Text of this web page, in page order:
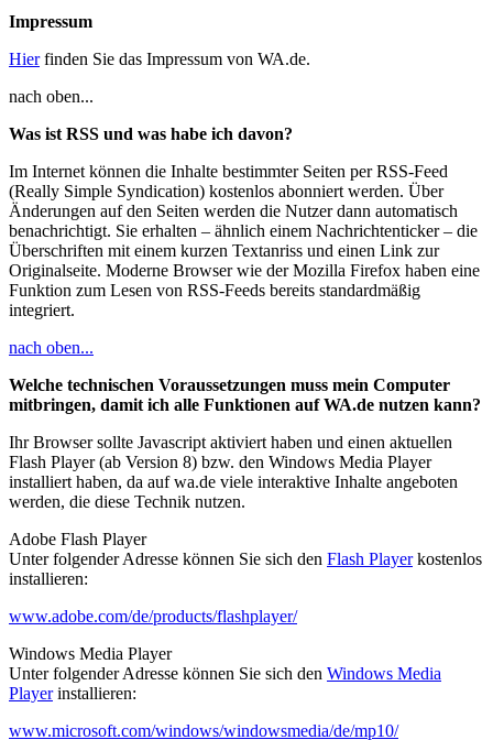
Impressum
Hierfinden Sie das Impressum von WA.de.
nach oben...
Was ist RSS und was habe ich davon?
Im Internet können die Inhalte bestimmter Seiten per RSS-Feed
(Really Simple Syndication) kostenlos abonniert werden. Über
Änderungen auf den Seiten werden die Nutzer dann automatisch
benachrichtigt. Sie erhalten – ähnlich einem Nachrichtenticker – die
Überschriften mit einem kurzen Textanriss und einen Link zur
Originalseite. Moderne Browser wie der Mozilla Firefox haben eine
Funktion zum Lesen von RSS-Feeds bereits standardmäßig
integriert.
nach oben...
Welche technischen Voraussetzungen muss mein Computer
mitbringen, damit ich alle Funktionen auf WA.de nutzen kann?
Ihr Browser sollte Javascript aktiviert haben und einen aktuellen
Flash Player (ab Version 8) bzw. den Windows Media Player
installiert haben, da auf wa.de viele interaktive Inhalte angeboten
werden, die diese Technik nutzen.
Adobe Flash Player
Unter folgender Adresse können Sie sich den Flash Playerkostenlos
installieren:
www.adobe.com/de/products/flashplayer/
Windows Media Player
Unter folgender Adresse können Sie sich den Windows Media
Playerinstallieren:
www.microsoft.com/windows/windowsmedia/de/mp10/